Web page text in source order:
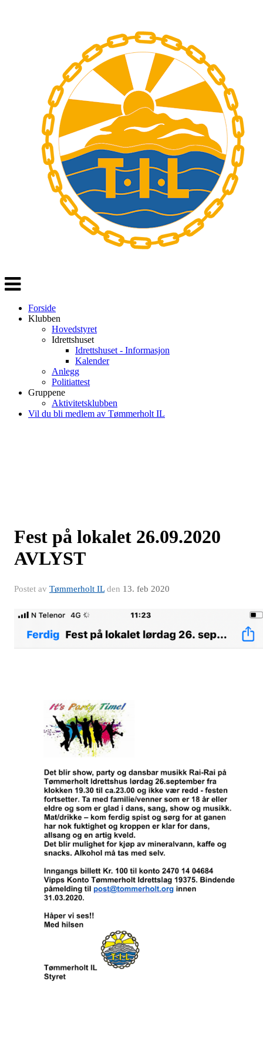
Veksle
navigasjon
Forside
Klubben
Hovedstyret
Idrettshuset
Idrettshuset - Informasjon
Kalender
Anlegg
Politiattest
Gruppene
Aktivitetsklubben
Vil du bli medlem av Tømmerholt IL
Fest på lokalet 26.09.2020
AVLYST
Postet av Tømmerholt ILden 13. feb 2020